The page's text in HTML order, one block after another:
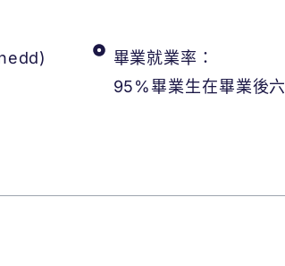
畢業就業率：
95%畢業生在畢業後